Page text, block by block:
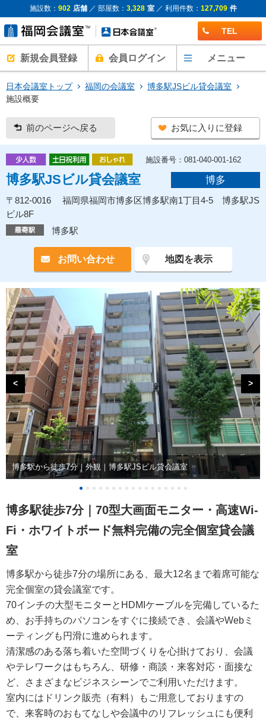
施設数： 902 店舗／ 部屋数： 3,328 室／ 利用件数： 127,709 件
TEL
新規会員登録 会員ログイン メニュー
日本会議室トップ 福岡の会議室
博多駅JSビル貸会議室
施設概要
前のページへ戻る お気に入りに登録
施設番号：081-040-001-162
博多駅JSビル貸会議室 博多
〒812-0016 福岡県福岡市博多区博多駅南1丁目4-5 博多駅JS
ビル8F
博多駅
お問い合わせ 地図を表示
博多駅から徒歩7分｜外観｜博多駅JSビル貸会議室
< >
博多駅徒歩7分｜70型大画面モニター・高速Wi-
Fi・ホワイトボード無料完備の完全個室貸会議
室
博多駅から徒歩7分の場所にある、最大12名まで着席可能な
完全個室の貸会議室です。
70インチの大型モニターとHDMIケーブルを完備しているた
め、お手持ちのパソコンをすぐに接続でき、会議やWebミ
ーティングも円滑に進められます。
清潔感のある落ち着いた空間づくりを心掛けており、会議
やテレワークはもちろん、研修・商談・来客対応・面接な
ど、さまざまなビジネスシーンでご利用いただけます。
室内にはドリンク販売（有料）もご用意しておりますの
で、来客時のおもてなしや会議中のリフレッシュにも便利